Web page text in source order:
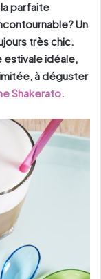
parfaite
Un
très chic.
idéale,
à déguster
Shakerato